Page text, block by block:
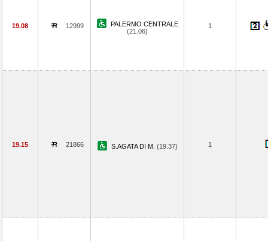
19.08 12999
PALERMO CENTRALE
(21.06)
1
19.15 21866 S.AGATA DI M. (19.37) 1